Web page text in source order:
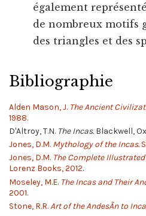
également
de nombreux motifs
des triangles et des
Bibliographie
Alden Mason, J. The Ancient
1988.
D'Altroy, T.N. The Incas.Blackwell,
Jones, D.M. Mythology of the Incas.
Jones, D.M. The Complete
Lorenz Books, 2012.
Moseley, M.E. The Incas and Their
2001.
Stone, R.R.Art of the AndesÃ­n to